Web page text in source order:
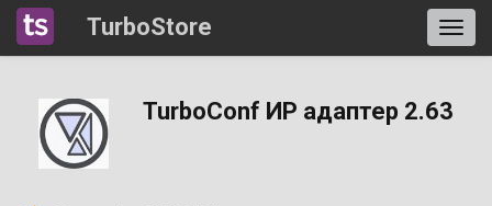
TurboStore
TurboConf ИР адаптер 2.63